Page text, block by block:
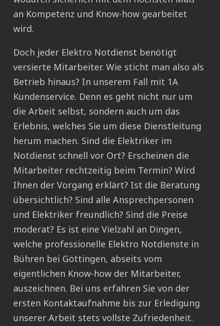
an Kompetenz und Know-how gearbeitet
wird.
Doch jeder Elektro Notdienst benötigt
versierte Mitarbeiter. Wie sticht man also als
Betrieb hinaus? In unserem Fall mit 1A
Kundenservice. Denn es geht nicht nur um
die Arbeit selbst, sondern auch um das
Erlebnis, welches Sie um diese Dienstleitung
herum machen. Sind die Elektriker im
Notdienst schnell vor Ort? Erscheinen die
Mitarbeiter rechtzeitig beim Termin? Wird
Ihnen der Vorgang erklärt? Ist die Beratung
übersichtlich? Sind alle Ansprechpersonen
und Elektriker freundlich? Sind die Preise
moderat? Es ist eine Vielzahl an Dingen,
welche professionelle Elektro Notdienste in
Bühren bei Göttingen, abseits vom
eigentlichen Know-how der Mitarbeiter,
auszeichnen. Bei uns erfahren Sie von der
ersten Kontaktaufnahme bis zur Erledigung
unserer Arbeit stets vollste Zufriedenheit.